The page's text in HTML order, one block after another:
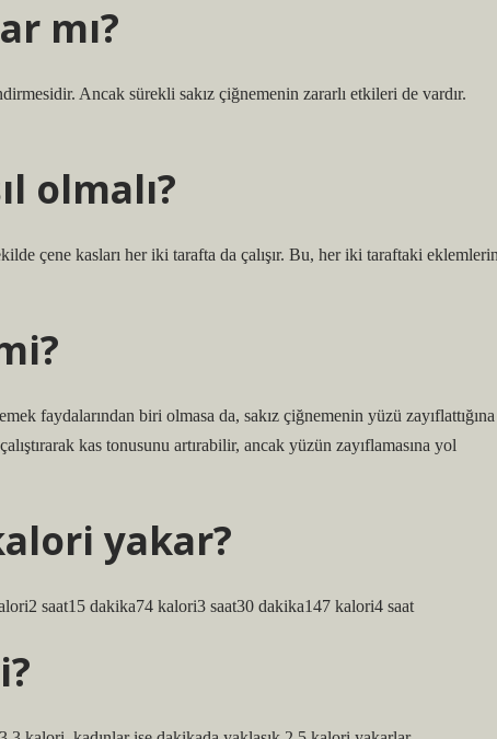
mı?
Ancak sürekli sakız çiğnemenin zararlı etkileri de vardır.
olmalı?
çene kasları her iki tarafta da çalışır. Bu, her iki taraftaki
faydalarından biri olmasa da, sakız çiğnemenin yüzü zayıflattığına
kas tonusunu artırabilir, ancak yüzün zayıflamasına yol
yakar?
saat15 dakika74 kalori3 saat30 dakika147 kalori4 saat